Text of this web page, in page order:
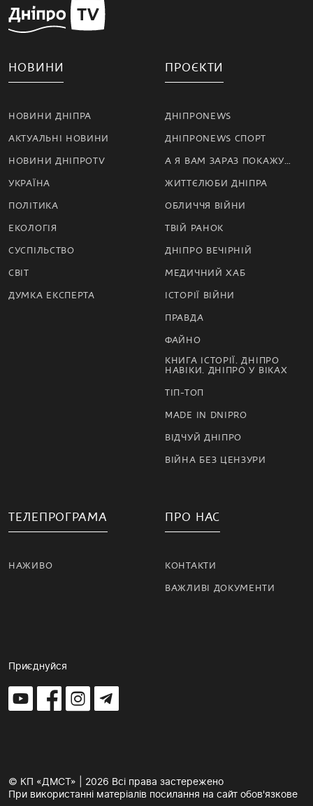
НОВИНИ
НОВИНИ ДНІПРА
АКТУАЛЬНІ НОВИНИ
НОВИНИ ДНІПРОTV
УКРАЇНА
ПОЛІТИКА
ЕКОЛОГІЯ
СУСПІЛЬСТВО
СВІТ
ДУМКА ЕКСПЕРТА
ПРОЄКТИ
ДНІПРОNEWS
ДНІПРОNEWS СПОРТ
А Я ВАМ ЗАРАЗ ПОКАЖУ…
ЖИТТЄЛЮБИ ДНІПРА
ОБЛИЧЧЯ ВІЙНИ
ТВІЙ РАНОК
ДНІПРО ВЕЧІРНІЙ
МЕДИЧНИЙ ХАБ
ІСТОРІЇ ВІЙНИ
ПРАВДА
ФАЙНО
КНИГА ІСТОРІЇ. ДНІПРО
НАВІКИ. ДНІПРО У ВІКАХ
ТІП-ТОП
MADE IN DNIPRO
ВІДЧУЙ ДНІПРО
ВІЙНА БЕЗ ЦЕНЗУРИ
ТЕЛЕПРОГРАМА
НАЖИВО
ПРО НАС
КОНТАКТИ
ВАЖЛИВІ ДОКУМЕНТИ
Приєднуйся
© КП «ДМСТ» | 2026 Всі права застережено
При використанні матеріалів посилання на сайт обов'язкове